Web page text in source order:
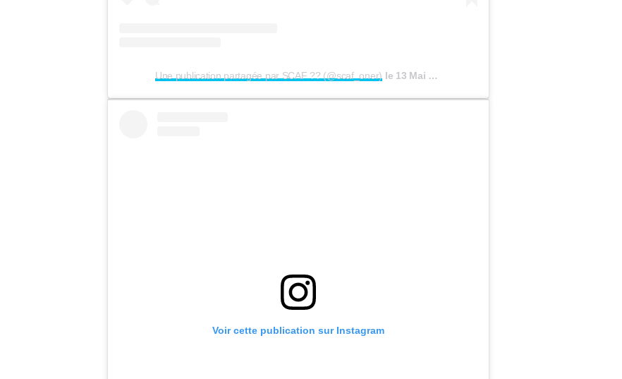
Une publication partagée par SCAF ?? (@scaf_oner) le 13 Mai 2020 à 5 :56 PDT
Voir cette publication sur Instagram